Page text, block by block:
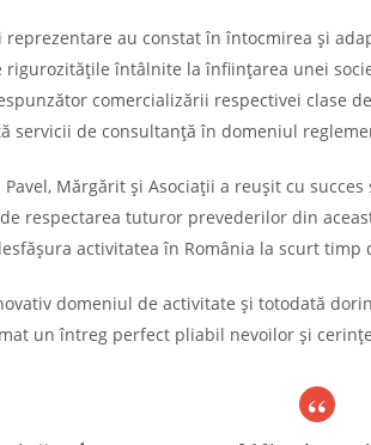
reprezentare au constat în întocmirea și
rigurozitățile întâlnite la înființarea unei
comercializării respectivei clase
servicii de consultanță în domeniul
Pavel, Mărgărit și Asociații a reușit cu
respectarea tuturor prevederilor din
activitatea în România la scurt
domeniul de activitate și totodată
un întreg perfect pliabil nevoilor și